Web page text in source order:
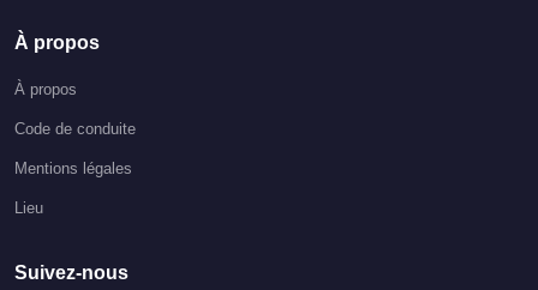
À propos
À propos
Code de conduite
Mentions légales
Lieu
Suivez-nous